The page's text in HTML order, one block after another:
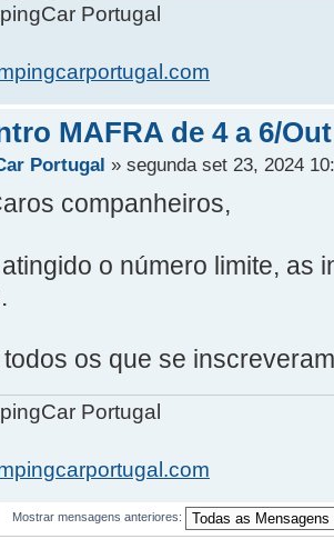
Portugal
MAFRA de 4 a 6/
Portugal » segunda set 23, 2024
companheiros,
o número limite, as
os que se
Portugal
Mostrar mensagens anteriores: